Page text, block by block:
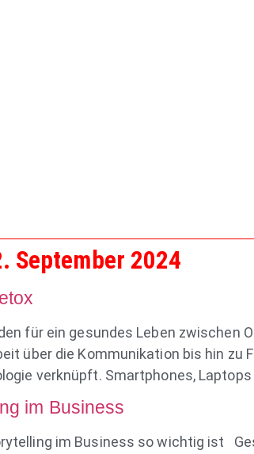
September 2024
für ein gesundes Leben zwischen
über die Kommunikation bis hin
verknüpft. Smartphones,
im Business
im Business so wichtig ist